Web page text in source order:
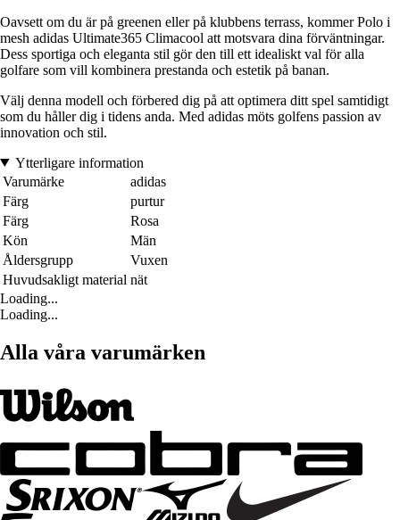
Oavsett om du är på greenen eller på klubbens terrass, kommer Polo i
mesh adidas Ultimate365 Climacool att motsvara dina förväntningar.
Dess sportiga och eleganta stil gör den till ett idealiskt val för alla
golfare som vill kombinera prestanda och estetik på banan.
Välj denna modell och förbered dig på att optimera ditt spel samtidigt
som du håller dig i tidens anda. Med adidas möts golfens passion av
innovation och stil.
Ytterligare information
Varumärke
adidas
Färg
purtur
Färg
Rosa
Kön
Män
Åldersgrupp
Vuxen
Huvudsakligt material nät
Loading...
Loading...
Alla våra varumärken